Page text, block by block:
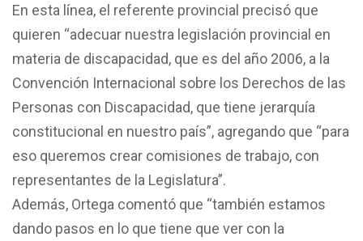
En esta línea, el referente provincial precisó que
quieren “adecuar nuestra legislación provincial en
materia de discapacidad, que es del año 2006, a la
Convención Internacional sobre los Derechos de las
Personas con Discapacidad, que tiene jerarquía
constitucional en nuestro país”, agregando que “para
eso queremos crear comisiones de trabajo, con
representantes de la Legislatura”.
Además, Ortega comentó que “también estamos
dando pasos en lo que tiene que ver con la